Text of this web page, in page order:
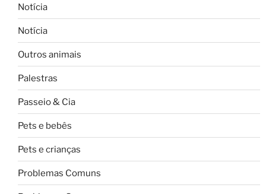
Notícia
Notícia
Outros animais
Palestras
Passeio & Cia
Pets e bebês
Pets e crianças
Problemas Comuns